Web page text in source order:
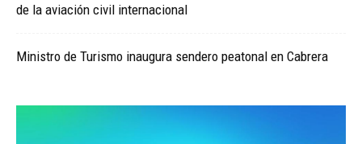
de la aviación civil internacional
Ministro de Turismo inaugura sendero peatonal en Cabrera